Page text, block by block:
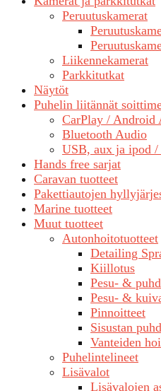
Peruutuskamerat
Liikennekamerat
Parkkitutkat
Näytöt
Puhelin liitännät
CarPlay / Android
Bluetooth Audio
USB, aux ja ipod
Hands free sarjat
Caravan tuotteet
Pakettiautojen
Marine tuotteet
Muut tuotteet
Autonhoitotuotteet
Detailing
Kiillotus
Pesu- &
Pesu- &
Pinnoitteet
Sisustan
Vanteiden
Puhelintelineet
Lisävalot
Lisävalojen